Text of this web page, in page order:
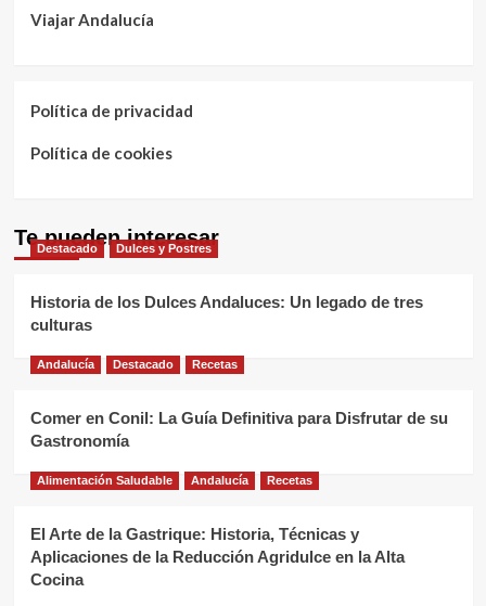
Viajar Andalucía
Política de privacidad
Política de cookies
Te pueden interesar
Destacado Dulces y Postres
Historia de los Dulces Andaluces: Un legado de tres
culturas
Andalucía Destacado Recetas
Comer en Conil: La Guía Definitiva para Disfrutar de su
Gastronomía
Alimentación Saludable Andalucía Recetas
El Arte de la Gastrique: Historia, Técnicas y
Aplicaciones de la Reducción Agridulce en la Alta
Cocina